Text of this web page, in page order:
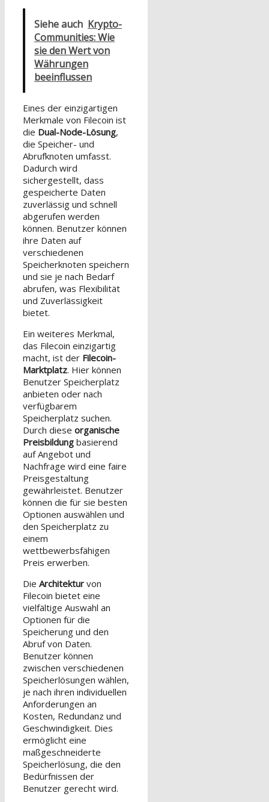
Siehe auch Krypto-
Communities: Wie
sie den Wert von
Währungen
beeinflussen
Eines der einzigartigen
Merkmale von Filecoin ist
die Dual-Node-Lösung,
die Speicher- und
Abrufknoten umfasst.
Dadurch wird
sichergestellt, dass
gespeicherte Daten
zuverlässig und schnell
abgerufen werden
können. Benutzer können
ihre Daten auf
verschiedenen
Speicherknoten speichern
und sie je nach Bedarf
abrufen, was Flexibilität
und Zuverlässigkeit
bietet.
Ein weiteres Merkmal,
das Filecoin einzigartig
macht, ist der Filecoin-
Marktplatz. Hier können
Benutzer Speicherplatz
anbieten oder nach
verfügbarem
Speicherplatz suchen.
Durch diese organische
Preisbildung basierend
auf Angebot und
Nachfrage wird eine faire
Preisgestaltung
gewährleistet. Benutzer
können die für sie besten
Optionen auswählen und
den Speicherplatz zu
einem
wettbewerbsfähigen
Preis erwerben.
Die Architektur von
Filecoin bietet eine
vielfältige Auswahl an
Optionen für die
Speicherung und den
Abruf von Daten.
Benutzer können
zwischen verschiedenen
Speicherlösungen wählen,
je nach ihren individuellen
Anforderungen an
Kosten, Redundanz und
Geschwindigkeit. Dies
ermöglicht eine
maßgeschneiderte
Speicherlösung, die den
Bedürfnissen der
Benutzer gerecht wird.